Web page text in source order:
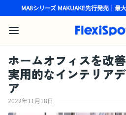
MA8シリーズ MAKUAKE先行発売｜最
ホームオフィスを改
実用的なインテリア
ア
2022年11月18日